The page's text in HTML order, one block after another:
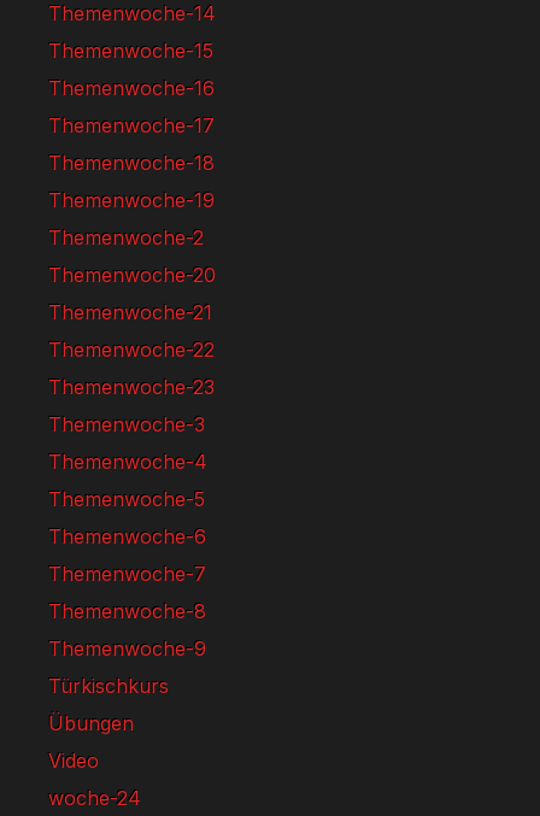
Themenwoche-14
Themenwoche-15
Themenwoche-16
Themenwoche-17
Themenwoche-18
Themenwoche-19
Themenwoche-2
Themenwoche-20
Themenwoche-21
Themenwoche-22
Themenwoche-23
Themenwoche-3
Themenwoche-4
Themenwoche-5
Themenwoche-6
Themenwoche-7
Themenwoche-8
Themenwoche-9
Türkischkurs
Übungen
Video
woche-24